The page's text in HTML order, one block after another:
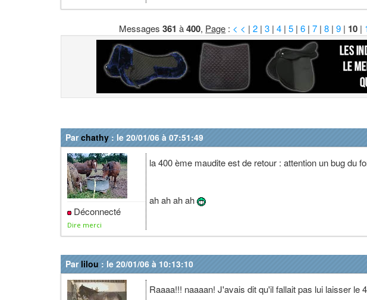
Messages361 à400, Page : < < |2 |3 |4 |5 |6 |7 |8 |9 | 10 |
Parchathy : le 20/01/06 à 07:51:49
Déconnecté
Dire merci
la 400 ème maudite est de retour : attention un bug du
ah ah ah ah
Par lilou : le 20/01/06 à 10:13:10
Raaaa!!! naaaan! J'avais dit qu'il fallait pas lui laisser le